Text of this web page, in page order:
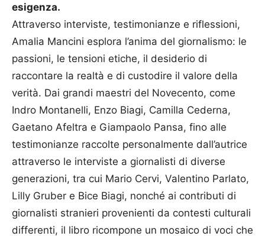
esigenza.
Attraverso interviste, testimonianze e riflessioni,
Amalia Mancini esplora l’anima del giornalismo: le
passioni, le tensioni etiche, il desiderio di
raccontare la realtà e di custodire il valore della
verità. Dai grandi maestri del Novecento, come
Indro Montanelli, Enzo Biagi, Camilla Cederna,
Gaetano Afeltra e Giampaolo Pansa, fino alle
testimonianze raccolte personalmente dall’autrice
attraverso le interviste a giornalisti di diverse
generazioni, tra cui Mario Cervi, Valentino Parlato,
Lilly Gruber e Bice Biagi, nonché ai contributi di
giornalisti stranieri provenienti da contesti culturali
differenti, il libro ricompone un mosaico di voci che